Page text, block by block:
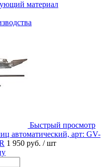
материал
Быстрый просмотр
автоматический, арт: GV-
1 950 руб. / шт